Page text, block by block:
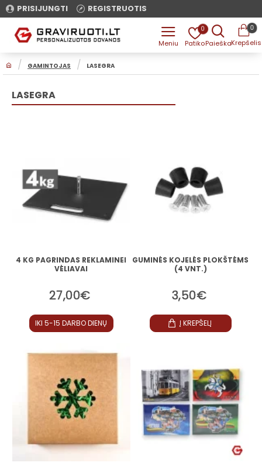
PRISIJUNGTI REGISTRUOTIS
0 0
O
E
GAMINTOJAS LASEGRA
LASEGRA
4 KG PAGRINDAS REKLAMINEI
VĖLIAVAI
27,00€
IKI 5-15 DARBO DIENŲ
GUMINĖS KOJELĖS PLOKŠTĖMS
(4 VNT.)
3,50€
Į KREPŠELĮ